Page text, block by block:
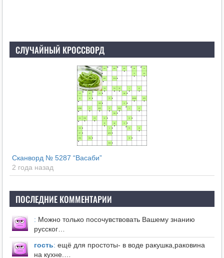
СЛУЧАЙНЫЙ КРОССВОРД
Сканворд № 5287 “Васаби”
2 года назад
ПОСЛЕДНИЕ КОММЕНТАРИИ
: Можно только посочувствовать Вашему знанию
русског…
гость: ещё для простоты- в воде ракушка,раковина
на кухне.…